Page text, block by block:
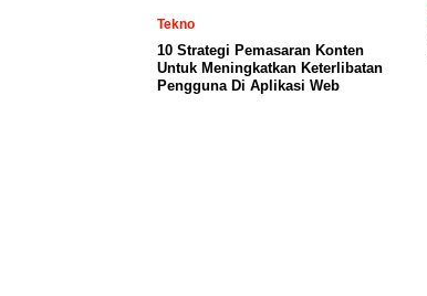
Tekno
10 Strategi Pemasaran Konten
Untuk Meningkatkan Keterlibatan
Pengguna Di Aplikasi Web